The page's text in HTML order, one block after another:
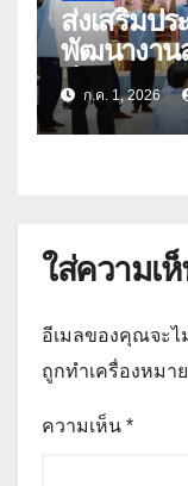
ส่งเสริมป
พัฒนางาน
ศึกษา
ก.ค. 1, 2026
ใส่ความเ
อีเมลของคุณจะ
ถูกทำเครื่องหมาย
ความเห็น *